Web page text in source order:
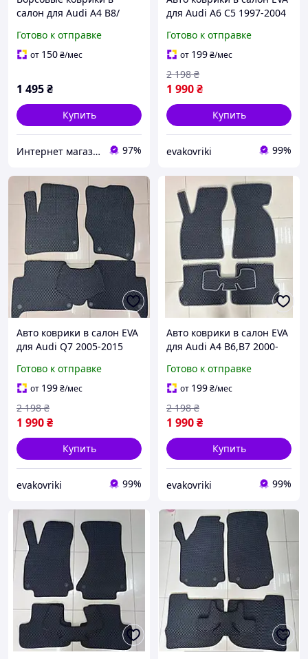
салон для Audi A4 В8/
Готово к отправке
от 150₴/мес
1 495₴
Купить
Интернет магазин Avtokovrik.in.ua 97%
для Audi A6 С5 1997-2004
Готово к отправке
от 199₴/мес
1 990₴
2 198 ₴
Купить
evakovriki 99%
Авто коврики в салон EVA
для Audi Q7 2005-2015
Готово к отправке
от 199₴/мес
1 990₴
2 198 ₴
Купить
evakovriki 99%
Авто коврики в салон EVA
для Audi A4 В6,B7 2000-
Готово к отправке
от 199₴/мес
1 990₴
2 198 ₴
Купить
evakovriki 99%